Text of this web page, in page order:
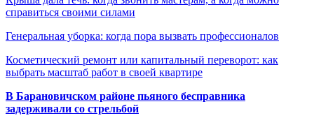
справиться своими силами
Генеральная уборка: когда пора вызвать профессионалов
Косметический ремонт или капитальный переворот: как
выбрать масштаб работ в своей квартире
В Барановичском районе пьяного бесправника
задерживали со стрельбой